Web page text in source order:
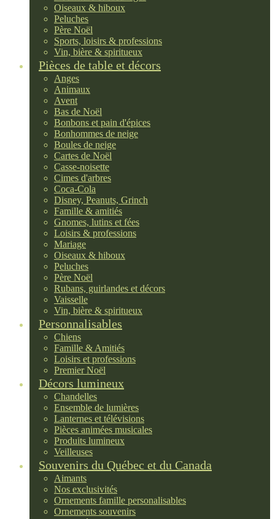
Oiseaux & hiboux
Peluches
Père Noël
Sports, loisirs & professions
Vin, bière & spiritueux
Pièces de table et décors
Anges
Animaux
Avent
Bas de Noël
Bonbons et pain d'épices
Bonhommes de neige
Boules de neige
Cartes de Noël
Casse-noisette
Cimes d'arbres
Coca-Cola
Disney, Peanuts, Grinch
Famille & amitiés
Gnomes, lutins et fées
Loisirs & professions
Mariage
Oiseaux & hiboux
Peluches
Père Noël
Rubans, guirlandes et décors
Vaisselle
Vin, bière & spiritueux
Personnalisables
Chiens
Famille & Amitiés
Loisirs et professions
Premier Noël
Décors lumineux
Chandelles
Ensemble de lumières
Lanternes et télévisions
Pièces animées musicales
Produits lumineux
Veilleuses
Souvenirs du Québec et du Canada
Aimants
Nos exclusivités
Ornements famille personalisables
Ornements souvenirs